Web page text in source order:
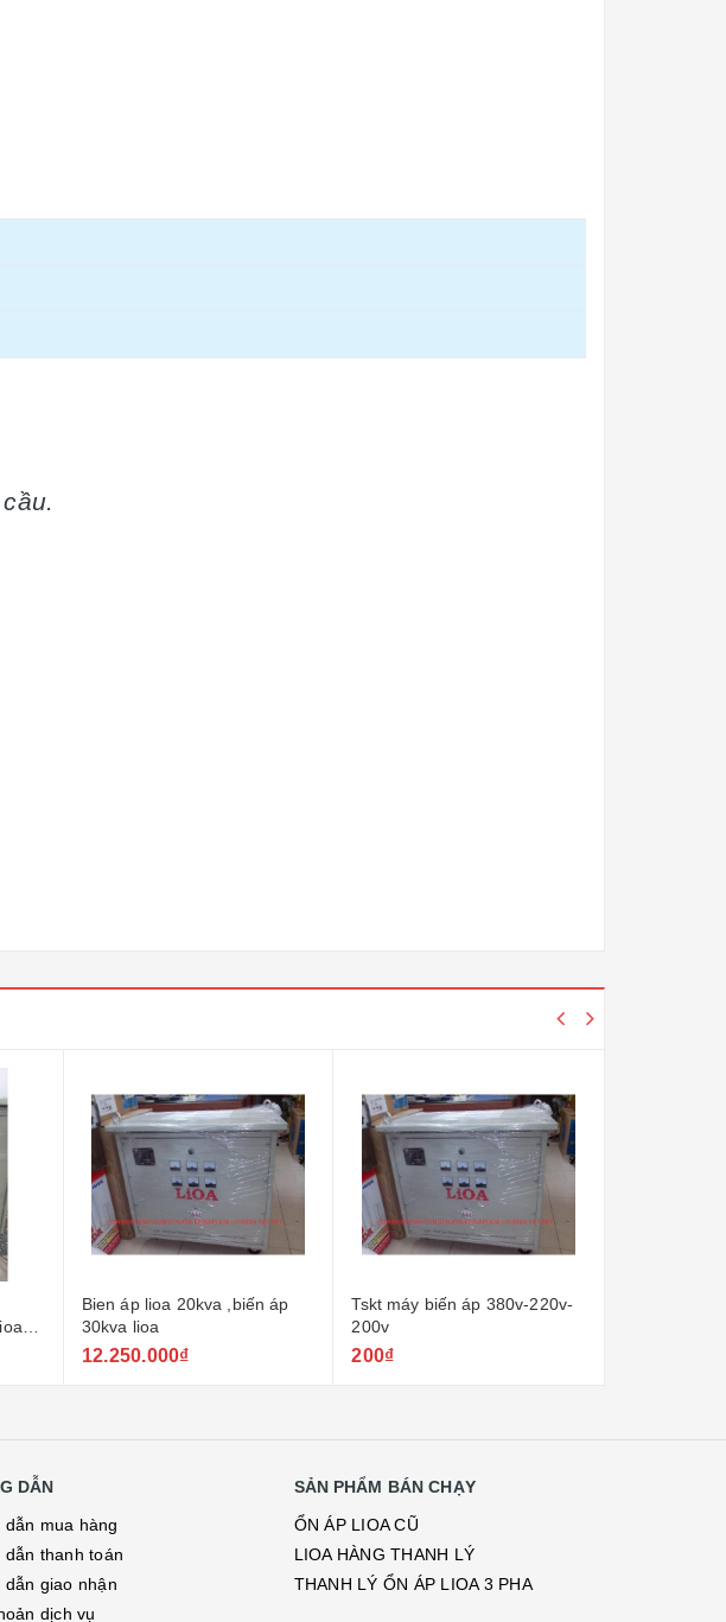
Tskt máy biến áp 380v-220v-
200v
200₫
Biến áp lioa -bảng giá máy
biến áp tự ngẫu
380v/220v/200v
200₫
DẪN
dẫn mua hàng
dẫn thanh toán
dẫn giao nhận
dịch vụ
SẢN PHẨM BÁN CHẠY
ỔN ÁP LIOA CŨ
LIOA HÀNG THANH LÝ
THANH LÝ ỔN ÁP LIOA 3 PHA